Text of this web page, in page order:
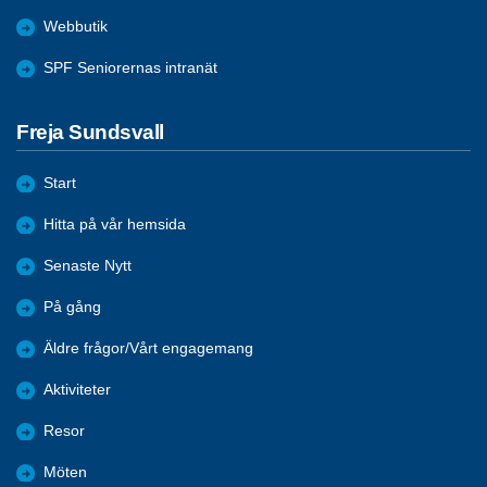
Webbutik
SPF Seniorernas intranät
Freja Sundsvall
Start
Hitta på vår hemsida
Senaste Nytt
På gång
Äldre frågor/Vårt engagemang
Aktiviteter
Resor
Möten